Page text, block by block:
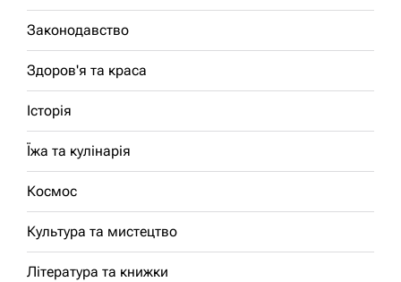
Законодавство
Здоров'я та краса
Історія
Їжа та кулінарія
Космос
Культура та мистецтво
Література та книжки